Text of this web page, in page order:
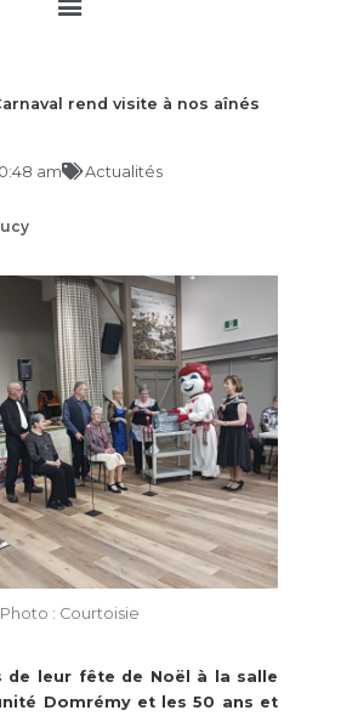
rend visite à nos aînés
am Actualités
Photo : Courtoisie
de leur fête de Noël à la salle
Domrémy et les 50 ans et